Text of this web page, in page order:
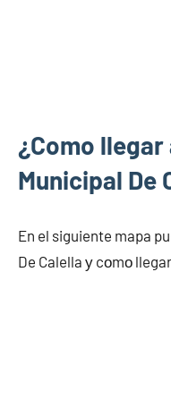
¿Como
Municipal De
En el siguiente mapa
De Calella у cοmο